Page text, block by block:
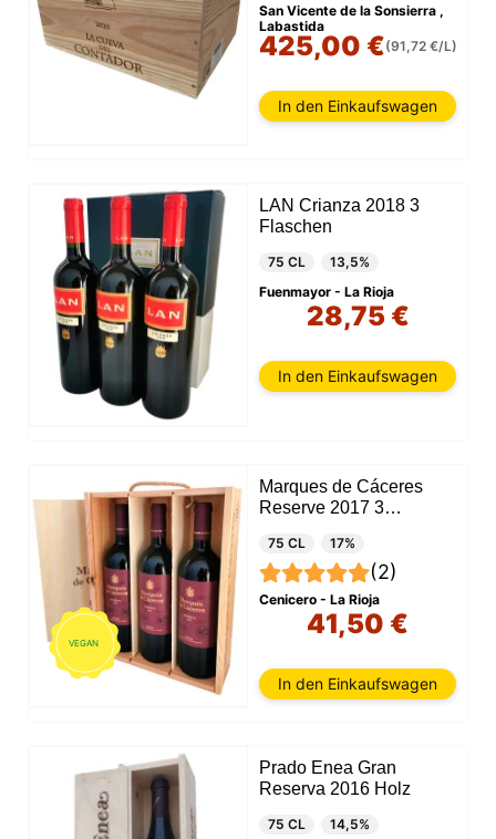
San Vicente de la Sonsierra ,
Labastida
425,00 €(91,72 €/L)
In den Einkaufswagen
LAN Crianza 2018 3
Flaschen
75 CL
13,5%
Fuenmayor - La Rioja
28,75 €
In den Einkaufswagen
VEGAN
Marques de Cáceres
Reserve 2017 3
75 CL 17%
(2)
Cenicero - La Rioja
41,50 €
In den Einkaufswagen
Prado Enea Gran
Reserva 2016 Holz
75 CL 14,5%